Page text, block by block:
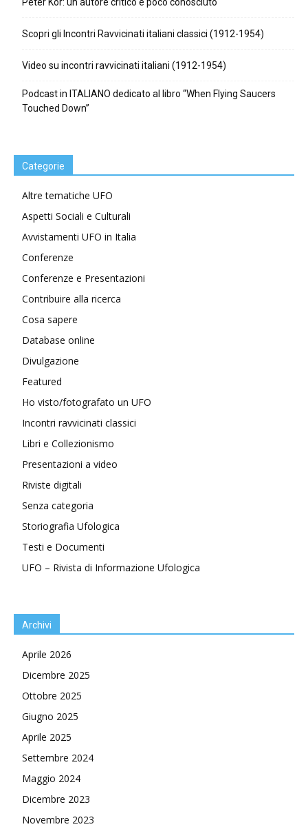
Scopri gli Incontri Ravvicinati italiani classici (1912-1954)
Video su incontri ravvicinati italiani (1912-1954)
Podcast in ITALIANO dedicato al libro “When Flying Saucers
Touched Down”
Categorie
Altre tematiche UFO
Aspetti Sociali e Culturali
Avvistamenti UFO in Italia
Conferenze
Conferenze e Presentazioni
Contribuire alla ricerca
Cosa sapere
Database online
Divulgazione
Featured
Ho visto/fotografato un UFO
Incontri ravvicinati classici
Libri e Collezionismo
Presentazioni a video
Riviste digitali
Senza categoria
Storiografia Ufologica
Testi e Documenti
UFO – Rivista di Informazione Ufologica
Archivi
Aprile 2026
Dicembre 2025
Ottobre 2025
Giugno 2025
Aprile 2025
Settembre 2024
Maggio 2024
Dicembre 2023
Novembre 2023